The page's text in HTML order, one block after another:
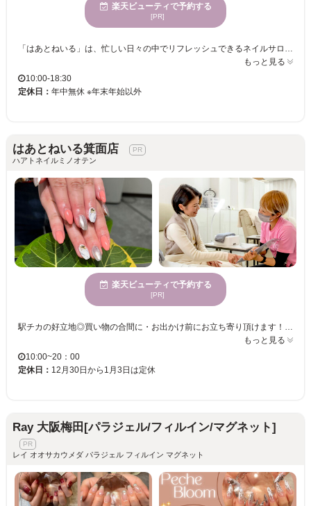
楽天ビューティで予約する
[PR]
「はあとねいる」は、忙しい日々の中でリフレッシュできるネイルサロンです。ふと手元を見るたびに気分が上がるようなデザインやカラーが豊富に揃っています。ネイルが特別な日だけでなく、日常を彩るものとして楽しめるよう、当サロンでは料金が明確な定額制を採用しています。これにより安心して毎月通っていただけます。幅広いデザインがあり、ご新規様や1ヶ月以内のリピートでオフ代がずっと無料の特典も♪住道駅すぐの便利な立地で、お仕事帰りやお買い物の合間にも気軽に立ち寄れます。「はあとねいる」で、日々の小さな“可愛い”を見つけてみませんか？トレンドのニュアンスネイルからシンプルなデザインまで、お手頃価格でネイルデビューにも最適です。最新のトレンドから定番デザインまで300種類以上のサンプルをご用意しておりますので、毎月新しいデザインをリーズナブルに楽しんでください。
もっと見る
10:00-18:30
定休日： 年中無休 ※年末年始以外
はあとねいる箕面店
ハアトネイルミノオテン
楽天ビューティで予約する
[PR]
駅チカの好立地◎買い物の合間に・お出かけ前にお立ち寄り頂けます！ 初めての方でも安心して体験できるメニューをご用意◎ お客様のプライバシーを重視した極上のプライベート空間☆ 確かな技術でお客様に合った指先に仕上げます☆理想の仕上がりを長く楽しみましょう☆ 330種類のデザインの中からお好きなデザインを選び、カラーを選ぶシステムです。ネイル初心者の方でもご希望にあったデザインをご提案いたしますので、ご安心ください☆
もっと見る
10:00~20：00
定休日： 12月30日から1月3日は定休
Ray 大阪梅田[パラジェル/フィルイン/マグネット]
レイ オオサカウメダ パラジェル フィルイン マグネット